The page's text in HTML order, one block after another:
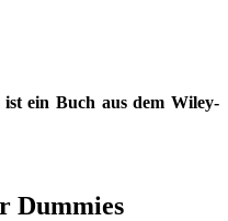
ein Buch aus dem Wiley-
Dummies